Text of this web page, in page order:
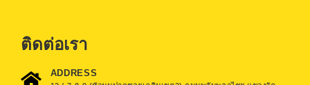
ติดต่อเรา
ADDRESS